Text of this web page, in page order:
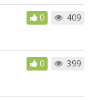
0 409
0 399